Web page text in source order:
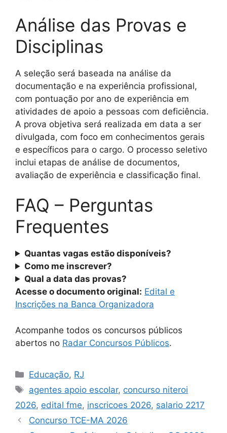
Análise das Provas e
Disciplinas
A seleção será baseada na análise da
documentação e na experiência profissional,
com pontuação por ano de experiência em
atividades de apoio a pessoas com deficiência.
A prova objetiva será realizada em data a ser
divulgada, com foco em conhecimentos gerais
e específicos para o cargo. O processo seletivo
inclui etapas de análise de documentos,
avaliação de experiência e classificação final.
FAQ – Perguntas
Frequentes
Quantas vagas estão disponíveis?
Como me inscrever?
Qual a data das provas?
Acesse o documento original: Edital e
Inscrições na Banca Organizadora
Acompanhe todos os concursos públicos
abertos no Radar Concursos Públicos.
Categorias
Educação, RJ
Tags
agentes apoio escolar, concurso niteroi
2026, edital fme, inscricoes 2026, salario 2217
Concurso TCE-MA 2026